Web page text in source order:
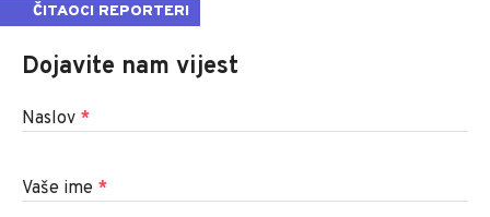
ČITAOCI REPORTERI
Dojavite nam vijest
Naslov *
Vaše ime *